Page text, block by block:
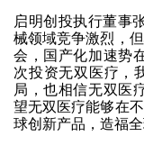
启明创投执行董事
械领域竞争激烈，
会，国产化加速势
次投资无双医疗，
局，也相信无双医
望无双医疗能够在
球创新产品，造福